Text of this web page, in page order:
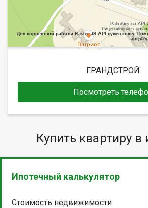
Работает на API
Лицензионное
Для корректной работы Raster JS API нужен ключ.
ГРАНДСТРОЙ
Посмотреть
Купить квартиру в
Ипотечный калькулятор
Стоимость недвижимости